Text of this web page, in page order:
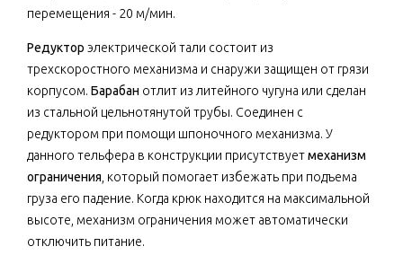
перемещения - 20 м/мин.
Редуктор электрической тали состоит из
трехскоростного механизма и снаружи защищен от грязи
корпусом. Барабан отлит из литейного чугуна или сделан
из стальной цельнотянутой трубы. Соединен с
редуктором при помощи шпоночного механизма. У
данного тельфера в конструкции присутствуетмеханизм
ограничения , который помогает избежать при подъема
груза его падение. Когда крюк находится на максимальной
высоте, механизм ограничения может автоматически
отключить питание.